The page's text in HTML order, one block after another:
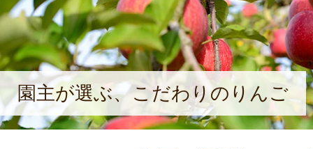
園主が選ぶ、こだわりのりんご